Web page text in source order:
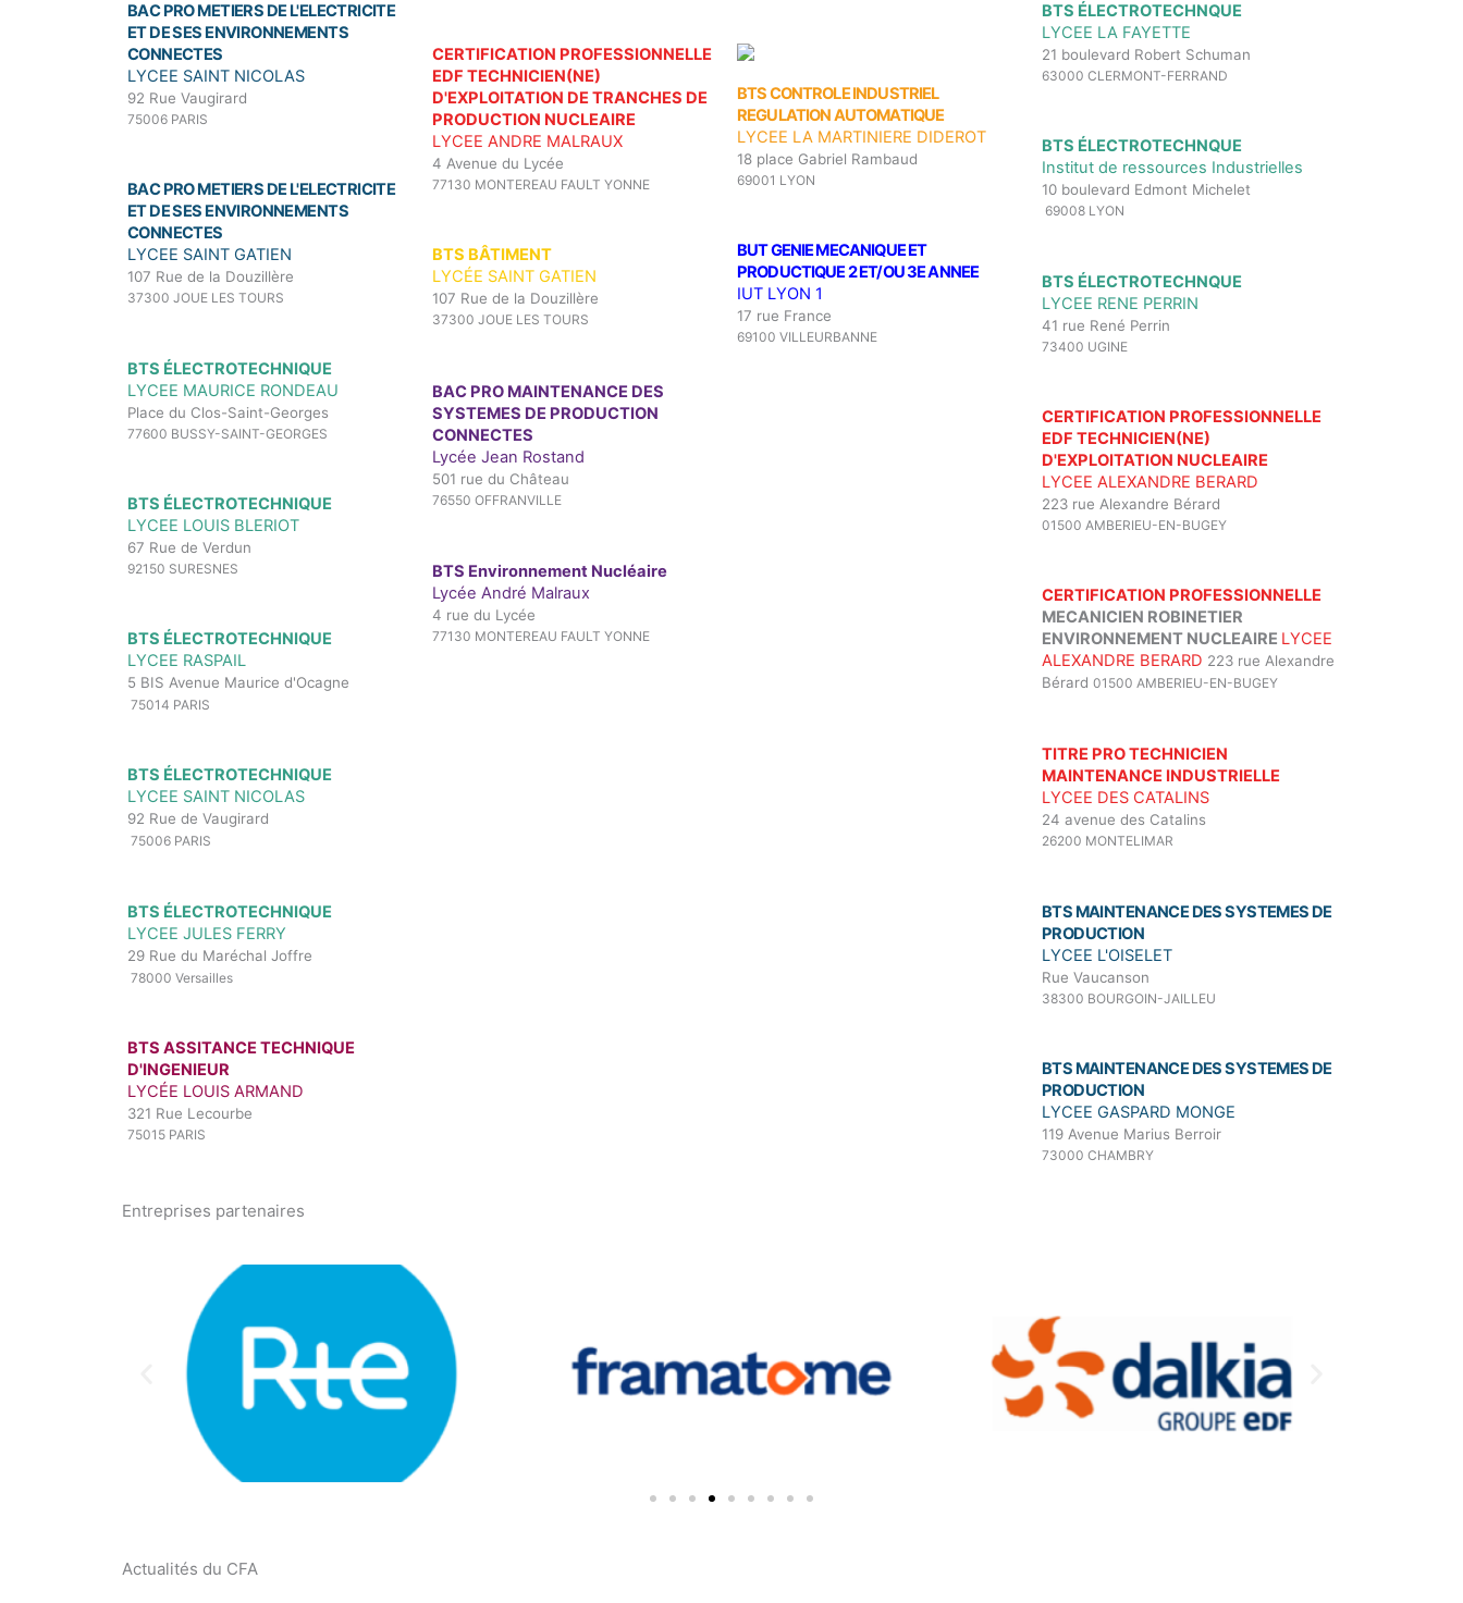
BAC PRO METIERS DE L'ELECTRICITE
ET DE SES ENVIRONNEMENTS
CONNECTES
LYCEE SAINT NICOLAS
92 Rue Vaugirard
75006 PARIS
BAC PRO METIERS DE L'ELECTRICITE
ET DE SES ENVIRONNEMENTS
CONNECTES
LYCEE SAINT GATIEN
107 Rue de la Douzillère
37300 JOUE LES TOURS
BTS ÉLECTROTECHNIQUE
LYCEE MAURICE RONDEAU
Place du Clos-Saint-Georges
77600 BUSSY-SAINT-GEORGES
BTS ÉLECTROTECHNIQUE
LYCEE LOUIS BLERIOT
67 Rue de Verdun
92150 SURESNES
BTS ÉLECTROTECHNIQUE
LYCEE RASPAIL
5 BIS Avenue Maurice d'Ocagne
75014 PARIS
BTS ÉLECTROTECHNIQUE
LYCEE SAINT NICOLAS
92 Rue de Vaugirard
75006 PARIS
BTS ÉLECTROTECHNIQUE
LYCEE JULES FERRY
29 Rue du Maréchal Joffre
78000 Versailles
BTS ASSITANCE TECHNIQUE
D'INGENIEUR
LYCÉE LOUIS ARMAND
321 Rue Lecourbe
75015 PARIS
CERTIFICATION PROFESSIONNELLE
EDF TECHNICIEN(NE)
D'EXPLOITATION DE TRANCHES DE
PRODUCTION NUCLEAIRE
LYCEE ANDRE MALRAUX
4 Avenue du Lycée
77130 MONTEREAU FAULT YONNE
BTS BÂTIMENT
LYCÉE SAINT GATIEN
107 Rue de la Douzillère
37300 JOUE LES TOURS
BAC PRO MAINTENANCE DES
SYSTEMES DE PRODUCTION
CONNECTES
Lycée Jean Rostand
501 rue du Château
76550 OFFRANVILLE
BTS Environnement Nucléaire
Lycée André Malraux
4 rue du Lycée
77130 MONTEREAU FAULT YONNE
BTS CONTROLE INDUSTRIEL
REGULATION AUTOMATIQUE
LYCEE LA MARTINIERE DIDEROT
18 place Gabriel Rambaud
69001 LYON
BUT GENIE MECANIQUE ET
PRODUCTIQUE 2 ET/OU 3E ANNEE
IUT LYON 1
17 rue France
69100 VILLEURBANNE
BTS ÉLECTROTECHNQUE
LYCEE LA FAYETTE
21 boulevard Robert Schuman
63000 CLERMONT-FERRAND
BTS ÉLECTROTECHNQUE
Institut de ressources Industrielles
10 boulevard Edmont Michelet
69008 LYON
BTS ÉLECTROTECHNQUE
LYCEE RENE PERRIN
41 rue René Perrin
73400 UGINE
CERTIFICATION PROFESSIONNELLE
EDF TECHNICIEN(NE)
D'EXPLOITATION NUCLEAIRE
LYCEE ALEXANDRE BERARD
223 rue Alexandre Bérard
01500 AMBERIEU-EN-BUGEY
CERTIFICATION PROFESSIONNELLE
MECANICIEN ROBINETIER
ENVIRONNEMENT NUCLEAIRE LYCEE
ALEXANDRE BERARD 223 rue Alexandre
Bérard 01500 AMBERIEU-EN-BUGEY
TITRE PRO TECHNICIEN
MAINTENANCE INDUSTRIELLE
LYCEE DES CATALINS
24 avenue des Catalins
26200 MONTELIMAR
BTS MAINTENANCE DES SYSTEMES DE
PRODUCTION
LYCEE L'OISELET
Rue Vaucanson
38300 BOURGOIN-JAILLEU
BTS MAINTENANCE DES SYSTEMES DE
PRODUCTION
LYCEE GASPARD MONGE
119 Avenue Marius Berroir
73000 CHAMBRY
Entreprises partenaires
Actualités du CFA